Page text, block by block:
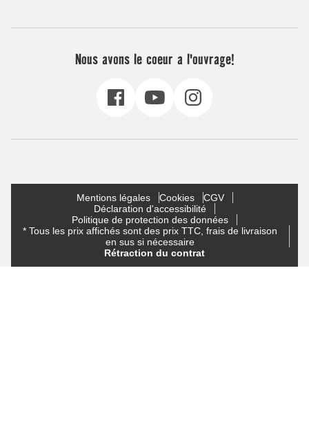
Nous avons le coeur a l'ouvrage!
Mentions légales Cookies
CGV
Déclaration d'accessibilité
Politique de protection des données
* Tous les prix affichés sont des prix TTC, frais de livraison
en sus si nécessaire
Rétraction du contrat